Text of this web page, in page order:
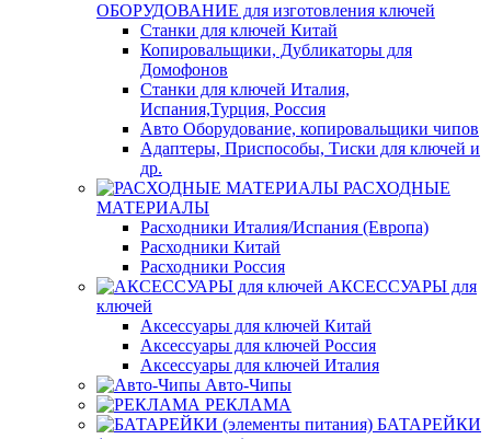
ОБОРУДОВАНИЕ для изготовления ключей
Станки для ключей Китай
Копировальщики, Дубликаторы для
Домофонов
Станки для ключей Италия,
Испания,Турция, Россия
Авто Оборудование, копировальщики чипов
Адаптеры, Приспособы, Тиски для ключей и
др.
РАСХОДНЫЕ
МАТЕРИАЛЫ
Расходники Италия/Испания (Европа)
Расходники Китай
Расходники Россия
АКСЕССУАРЫ для
ключей
Аксессуары для ключей Китай
Аксессуары для ключей Россия
Аксессуары для ключей Италия
Авто-Чипы
РЕКЛАМА
БАТАРЕЙКИ